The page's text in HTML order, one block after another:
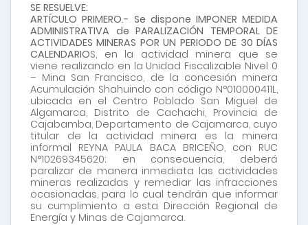
SE RESUELVE:
ARTÍCULO PRIMERO.- Se dispone IMPONER MEDIDA
ADMINISTRATIVA de PARALIZACIÓN TEMPORAL DE
ACTIVIDADES MINERAS POR UN PERIODO DE 30 DÍAS
CALENDARIOS, en la actividad minera que se
viene realizando en la Unidad Fiscalizable Nivel 0
– Mina San Francisco, de la concesión minera
Acumulación Shahuindo con código N°010000411L,
ubicada en el Centro Poblado San Miguel de
Algamarca, Distrito de Cachachi, Provincia de
Cajabamba, Departamento de Cajamarca, cuyo
titular de la actividad minera es la minera
informal REYNA PAULA BACA BRICEÑO, con RUC
N°10269345620; en consecuencia, deberá
paralizar de manera inmediata las actividades
mineras realizadas y remediar las infracciones
ocasionadas, para lo cual tendrán que informar
su cumplimiento a esta Dirección Regional de
Energía y Minas de Cajamarca.